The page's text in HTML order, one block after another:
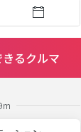
るクルマ